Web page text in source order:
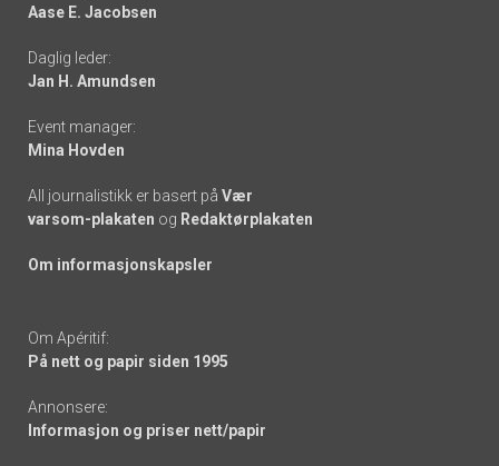
-
links
Aase E. Jacobsen
Daglig leder:
Jan H. Amundsen
Event manager:
Mina Hovden
All journalistikk er basert på Vær
varsom-plakaten og Redaktørplakaten
Om informasjonskapsler
Om Apéritif:
På nett og papir siden 1995
Annonsere:
Informasjon og priser nett/papir